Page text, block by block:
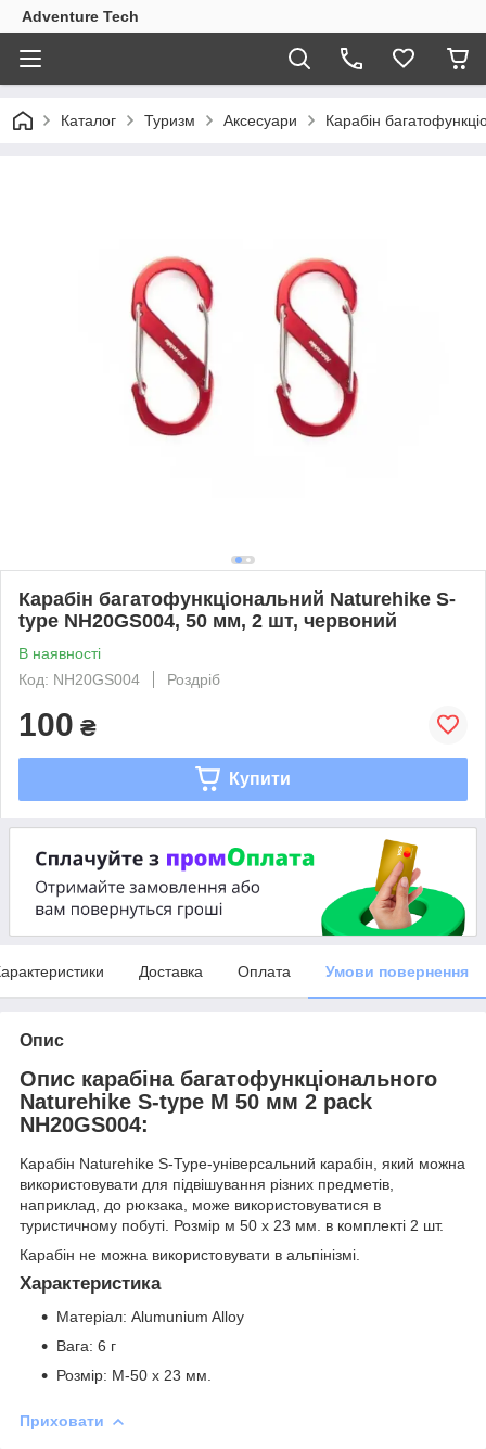
Adventure Tech
Каталог Туризм Аксесуари Карабін
Карабін багатофункціональний Naturehike S-
type NH20GS004, 50 мм, 2 шт, червоний
В наявності
Код: NH20GS004
Роздріб
100 ₴
Купити
Доставка Оплата Умови повернення
Опис
Опис карабіна багатофункціонального
Naturehike S-type M 50 мм 2 pack
NH20GS004:
Карабін Naturehike S-Type-універсальний карабін, який можна
використовувати для підвішування різних предметів,
наприклад, до рюкзака, може використовуватися в
туристичному побуті. Розмір м 50 x 23 мм. в комплекті 2 шт.
Карабін не можна використовувати в альпінізмі.
Характеристика
Матеріал: Alumunium Alloy
Вага: 6 г
Розмір: M-50 x 23 мм.
Приховати